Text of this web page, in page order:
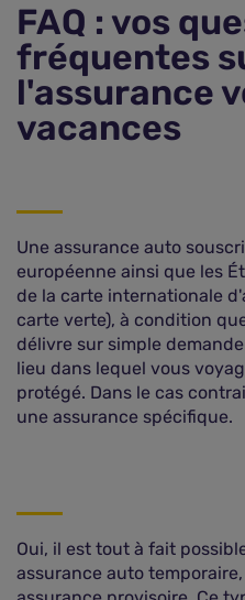
FAQ : vos
fréquentes
l'assurance
vacances
Une assurance auto
européenne ainsi que les
de la carte internationale
carte verte), à condition
délivre sur simple
lieu dans lequel vous
protégé. Dans le cas
une assurance spécifique.
Oui, il est tout à fait
assurance auto